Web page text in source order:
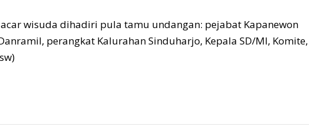
acar wisuda dihadiri pula tamu undangan: pejabat Kapanewon
perangkat Kalurahan Sinduharjo, Kepala SD/MI, Komite,